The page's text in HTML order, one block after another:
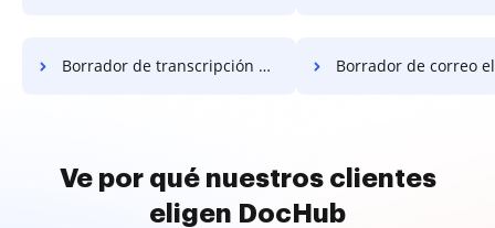
Borrador de transcripción de correo electrónico Borrador de correo
Ve por qué nuestros clientes
eligen DocHub